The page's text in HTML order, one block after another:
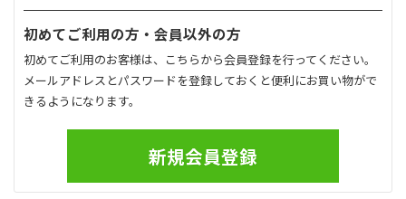
初めてご利用の方・会員以外の方
初めてご利用のお客様は、こちらから会員登録を行ってください。
メールアドレスとパスワードを登録しておくと便利にお買い物がで
きるようになります。
新規会員登録